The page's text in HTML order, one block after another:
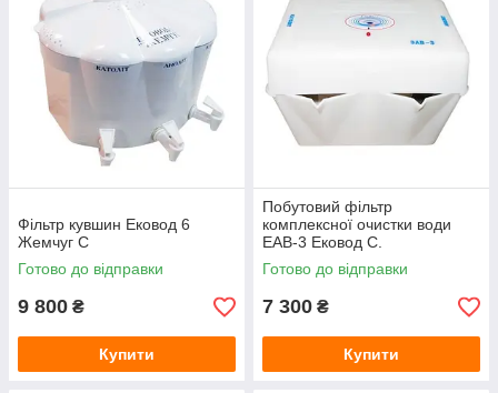
Фільтр кувшин Ековод 6
Жемчуг С
Готово до відправки
9 800 ₴
Купити
Побутовий фільтр
комплексної очистки води
ЕАВ-3 Ековод С.
Готово до відправки
7 300 ₴
Купити